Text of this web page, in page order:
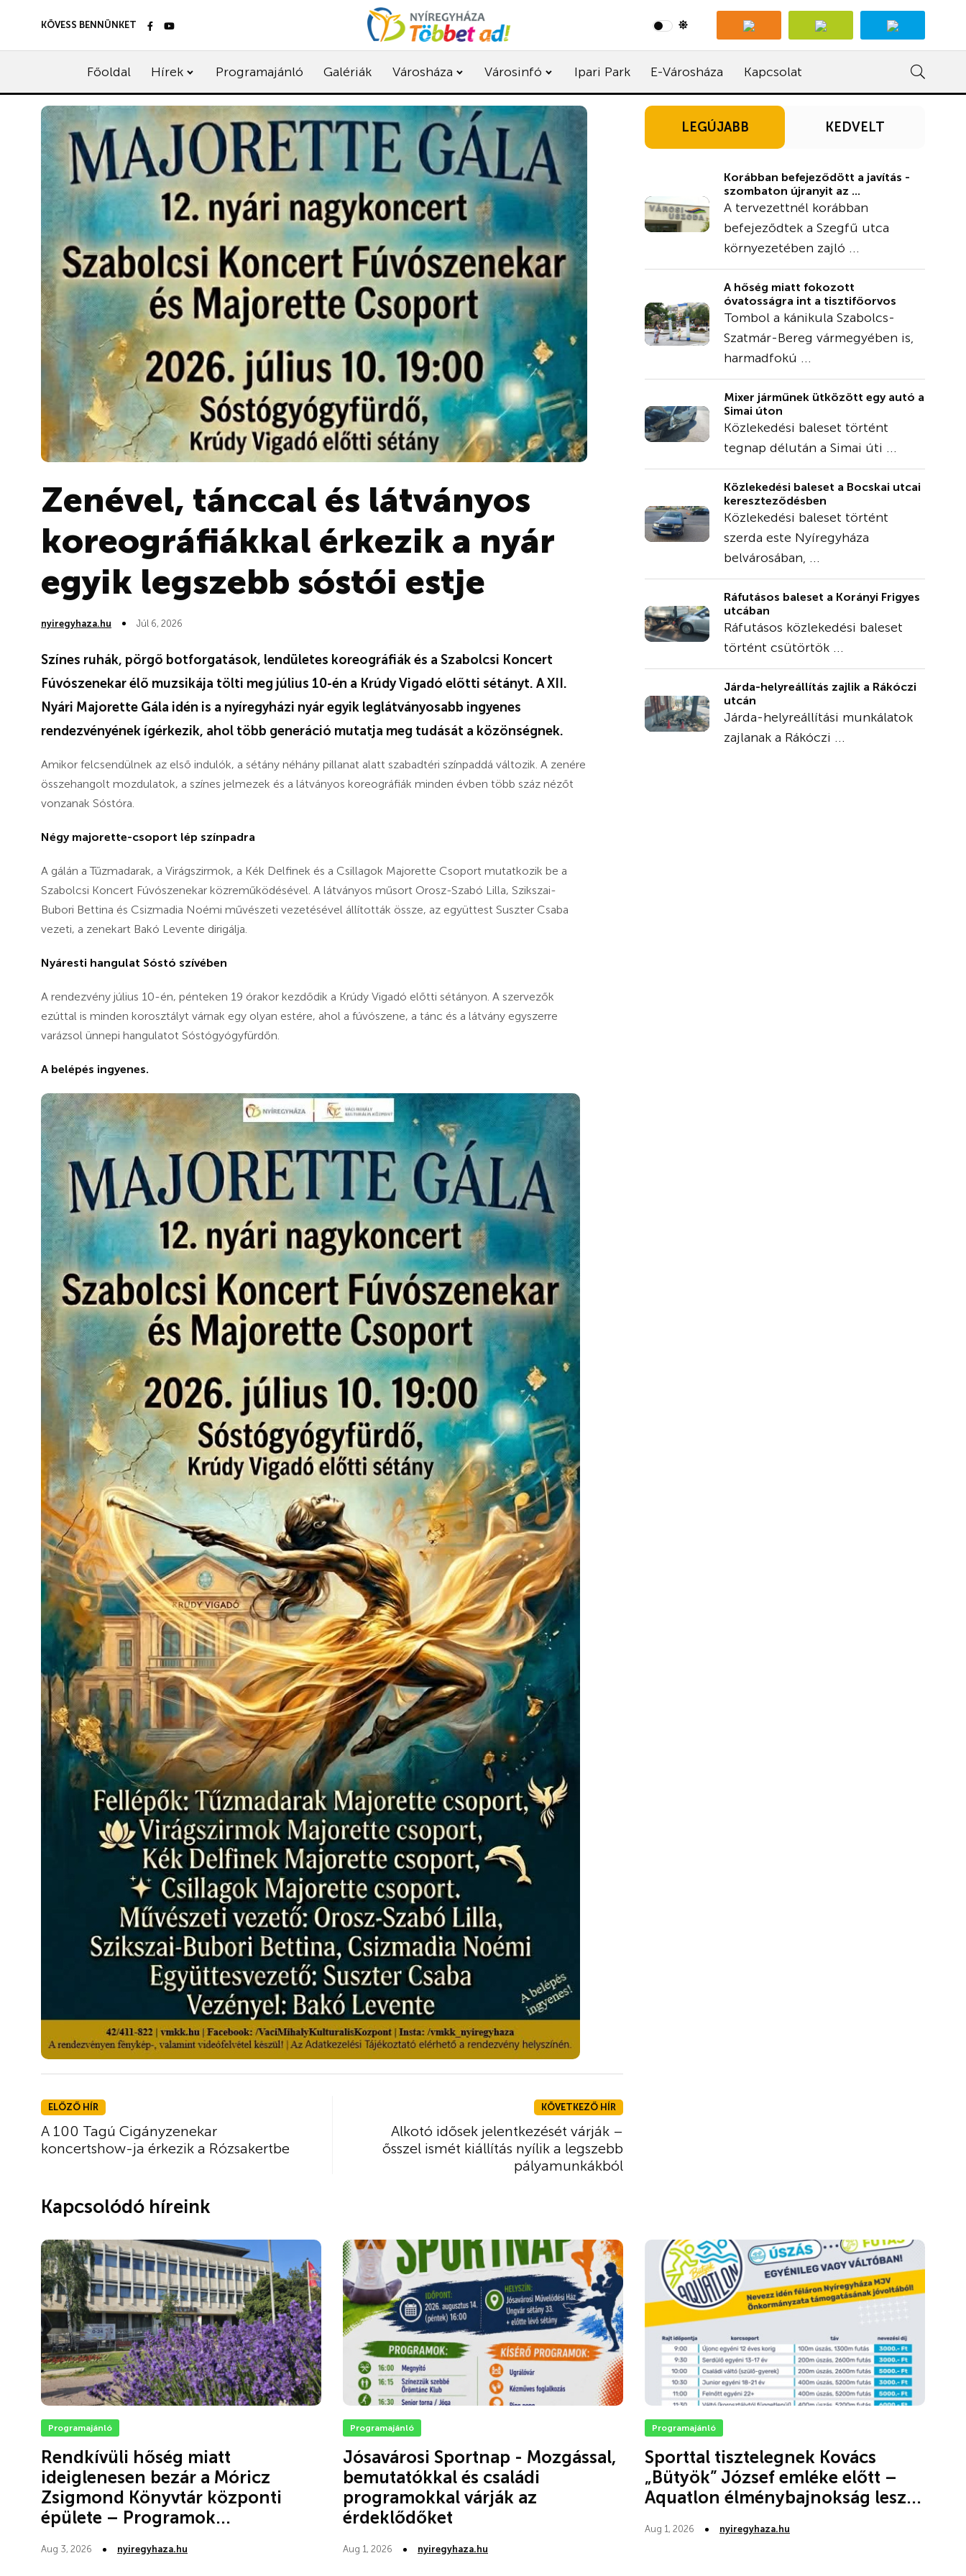
KÖVESS BENNÜNKET
Főoldal Hírek Programajánló Galériák Városháza Városinfó Ipari Park E-Városháza Kapcsolat
Zenével, tánccal és látványos
koreográfiákkal érkezik a nyár
egyik legszebb sóstói estje
nyiregyhaza.hu Júl 6, 2026
Színes ruhák, pörgő botforgatások, lendületes koreográfiák és a Szabolcsi Koncert
Fúvószenekar élő muzsikája tölti meg július 10-én a Krúdy Vigadó előtti sétányt. A XII.
Nyári Majorette Gála idén is a nyíregyházi nyár egyik leglátványosabb ingyenes
rendezvényének ígérkezik, ahol több generáció mutatja meg tudását a közönségnek.
Amikor felcsendülnek az első indulók, a sétány néhány pillanat alatt szabadtéri színpaddá változik. A zenére
összehangolt mozdulatok, a színes jelmezek és a látványos koreográfiák minden évben több száz nézőt
vonzanak Sóstóra.
Négy majorette-csoport lép színpadra
A gálán a Tűzmadarak, a Virágszirmok, a Kék Delfinek és a Csillagok Majorette Csoport mutatkozik be a
Szabolcsi Koncert Fúvószenekar közreműködésével. A látványos műsort Orosz-Szabó Lilla, Szikszai-
Bubori Bettina és Csizmadia Noémi művészeti vezetésével állították össze, az együttest Suszter Csaba
vezeti, a zenekart Bakó Levente dirigálja.
Nyáresti hangulat Sóstó szívében
A rendezvény július 10-én, pénteken 19 órakor kezdődik a Krúdy Vigadó előtti sétányon. A szervezők
ezúttal is minden korosztályt várnak egy olyan estére, ahol a fúvószene, a tánc és a látvány egyszerre
varázsol ünnepi hangulatot Sóstógyógyfürdőn.
A belépés ingyenes.
ELŐZŐ HÍR
A 100 Tagú Cigányzenekar
koncertshow-ja érkezik a Rózsakertbe
KÖVETKEZŐ HÍR
Alkotó idősek jelentkezését várják –
ősszel ismét kiállítás nyílik a legszebb
pályamunkákból
LEGÚJABB KEDVELT
Korábban befejeződött a javítás -
szombaton újranyit az ...
A tervezettnél korábban
befejeződtek a Szegfű utca
környezetében zajló ...
A hőség miatt fokozott
óvatosságra int a tisztifőorvos
Tombol a kánikula Szabolcs-
Szatmár-Bereg vármegyében is,
harmadfokú ...
Mixer járműnek ütközött egy autó a
Simai úton
Közlekedési baleset történt
tegnap délután a Simai úti ...
Közlekedési baleset a Bocskai utcai
kereszteződésben
Közlekedési baleset történt
szerda este Nyíregyháza
belvárosában, ...
Ráfutásos baleset a Korányi Frigyes
utcában
Ráfutásos közlekedési baleset
történt csütörtök ...
Járda-helyreállítás zajlik a Rákóczi
utcán
Járda-helyreállítási munkálatok
zajlanak a Rákóczi ...
Kapcsolódó híreink
Programajánló
Rendkívüli hőség miatt
ideiglenesen bezár a Móricz
Zsigmond Könyvtár központi
épülete – Programok...
Aug 3, 2026 nyiregyhaza.hu
Programajánló
Jósavárosi Sportnap - Mozgással,
bemutatókkal és családi
programokkal várják az
érdeklődőket
Aug 1, 2026 nyiregyhaza.hu
Programajánló
Sporttal tisztelegnek Kovács
„Bütyök” József emléke előtt –
Aquatlon élménybajnokság lesz...
Aug 1, 2026 nyiregyhaza.hu